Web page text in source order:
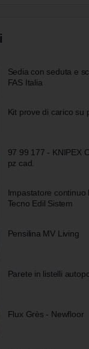
Sedia con seduta e
FAS Italia
Kit prove di carico su
97 99 177 - KNIPEX
pz cad.
Impastatore continuo
Tecno Edil Sistem
Pensilina MV Living
Parete in listelli
Flux Grès - Newfloor